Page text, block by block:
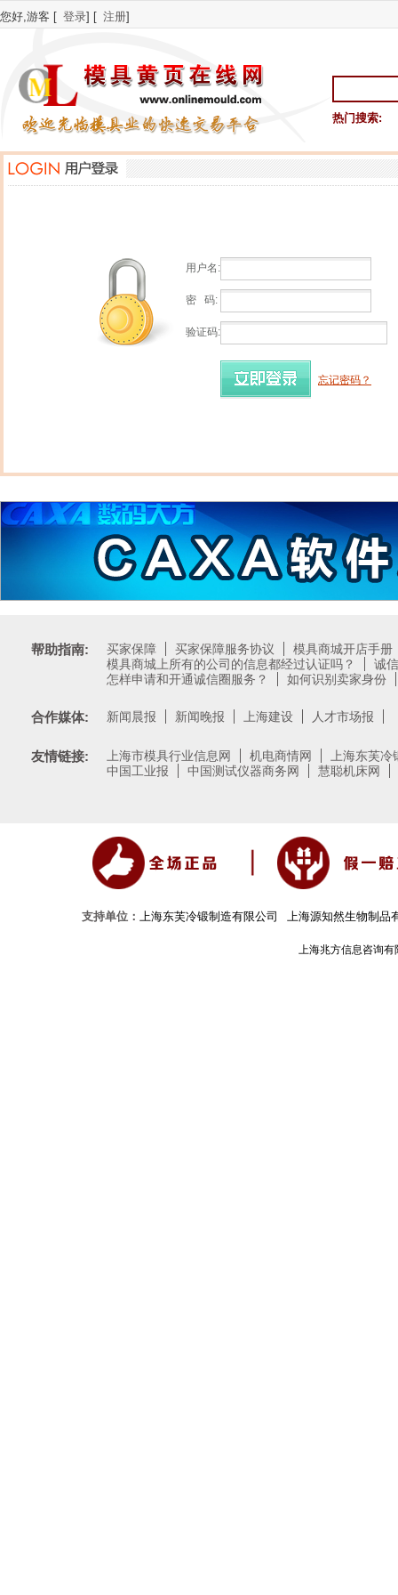
您好,游客 [ 登录] [ 注册]
热门搜索:
用户名:
密 码:
验证码:
忘记密码？
帮助指南: 买家保障 买家保障服务协议
模具商城开店手册
模具商城上所有的公司的信息都经过认证吗？
诚
怎样申请和开通诚信圈服务？
如何识别卖家身份
合作媒体: 新闻晨报 新闻晚报 上海建设 人才市场报
友情链接: 上海市模具行业信息网 机电商情网
上海东芙
中国工业报
中国测试仪器商务网 慧聪机床网
支持单位： 上海东芙冷锻制造有限公司 上海源知然生物制品
上海兆方信息咨询